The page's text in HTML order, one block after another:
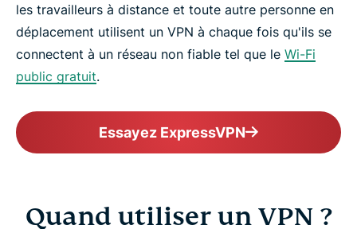
les travailleurs à distance et toute autre personne en
déplacement utilisent un VPN à chaque fois qu'ils se
connectent à un réseau non fiable tel que le Wi-Fi
public gratuit.
Essayez ExpressVPN
Quand utiliser un VPN ?